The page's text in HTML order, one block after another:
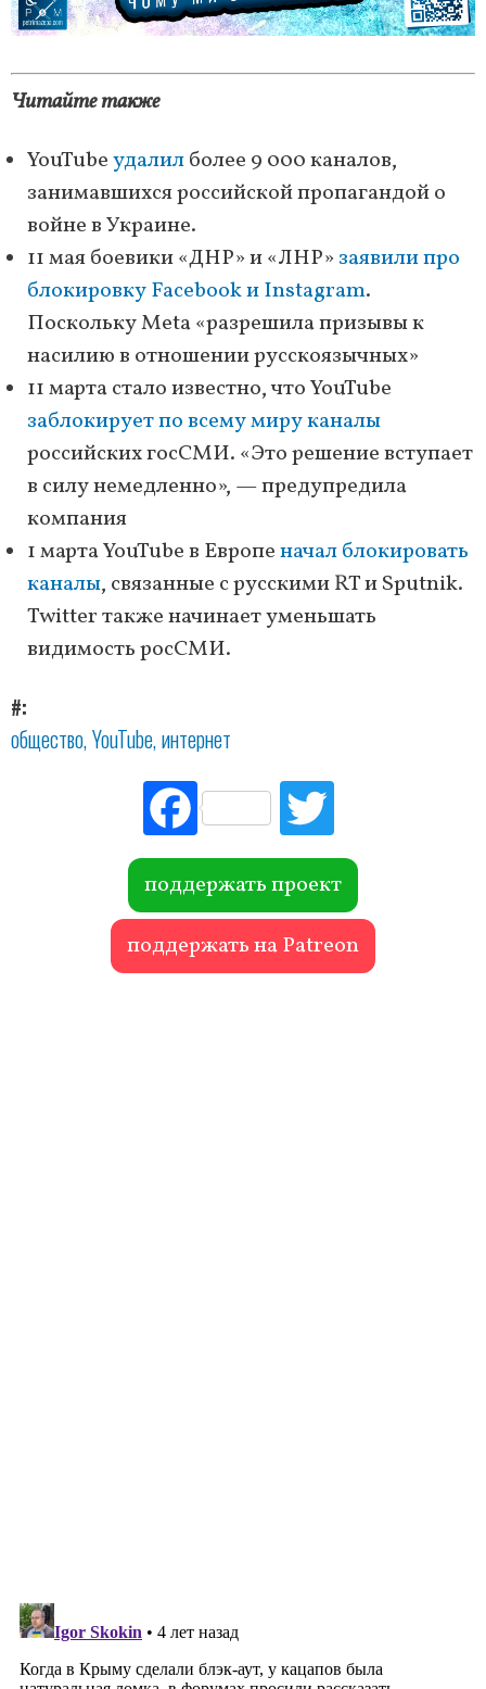
Читайте также
YouTubeудалилболее 9 000 каналов,
занимавшихся российской пропагандой о
войне в Украине.
11 мая боевики «ДНР» и «ЛНР» заявили про
блокировку Facebook и Instagram.
Поскольку Меta «разрешила призывы к
насилию в отношении русскоязычных»
11 марта стало известно, что YouTube
заблокирует по всему миру каналы
российских госСМИ. «Это решение вступает
в силу немедленно», — предупредила
компания
1 марта YouTube в Европеначал блокировать
каналы, связанные с русскими RT и Sputnik.
Twitter также начинает уменьшать
видимость росСМИ.
#
общество YouTube интернет
Fac
ebo
ok r
поддержать проект
поддержать на Patreon